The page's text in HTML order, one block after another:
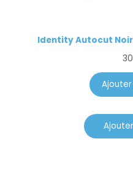
Identity Autocut